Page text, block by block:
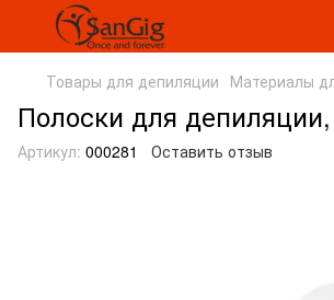
Товары для депиляции Материалы
Полоски для
Артикул: 000281 Оставить отзыв